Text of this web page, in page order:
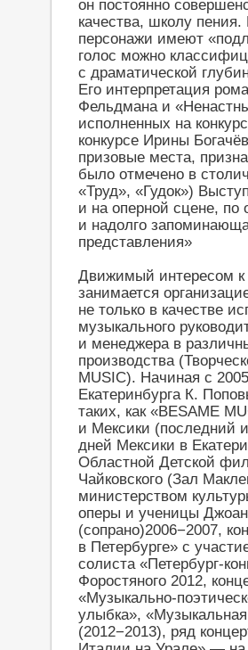
он постоянно
качества, школу
персонажи имеют
голос можно
с драматической
Его интерпретация
Фельдмана и
исполненных на
конкурсе Ирины
призовые места,
было отмечено в
«Труд», «Гудок»)
и на оперной сцене, по
и надолго
представления»
Движимый интересом к
занимается
не только в качестве
музыкального
и менеджера в
производства
MUSIC). Начиная с
Екатеринбурга К.
таких, как «BESAME
и Мексики (последний
дней Мексики в
Областной Детской
Чайковского (Зал
министерством
оперы и ученицы
(сопрано)2006−2007,
в Петербурге» с
солиста «Петербург-
Форостяного 2012,
«Музыкально-
улыбка»,
(2012−2013), ряд